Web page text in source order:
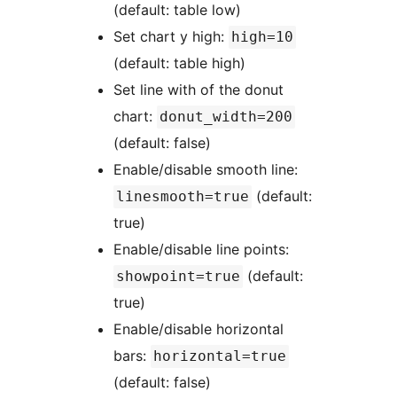
(default: table low)
Set chart y high: high=10
(default: table high)
Set line with of the donut
chart: donut_width=200
(default: false)
Enable/disable smooth line:
linesmooth=true (default:
true)
Enable/disable line points:
showpoint=true (default:
true)
Enable/disable horizontal
bars: horizontal=true
(default: false)